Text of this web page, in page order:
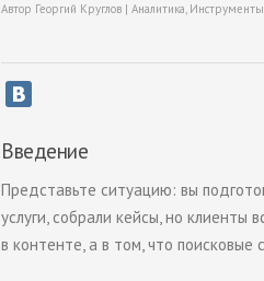
Автор Георгий Круглов | Аналитика, Инструменты
Введение
Представьте ситуацию: вы
услуги, собрали кейсы, но клиенты
в контенте, а в том, что поисковые